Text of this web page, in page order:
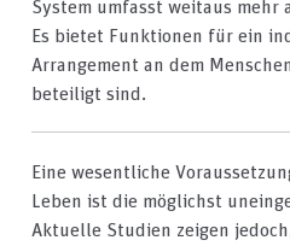
System umfasst weitaus mehr
Es bietet Funktionen für ein
Arrangement an dem
beteiligt sind.
Eine wesentliche
Leben ist die möglichst
Aktuelle Studien zeigen